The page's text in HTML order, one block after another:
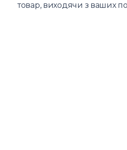
товар, виходячи з ваших